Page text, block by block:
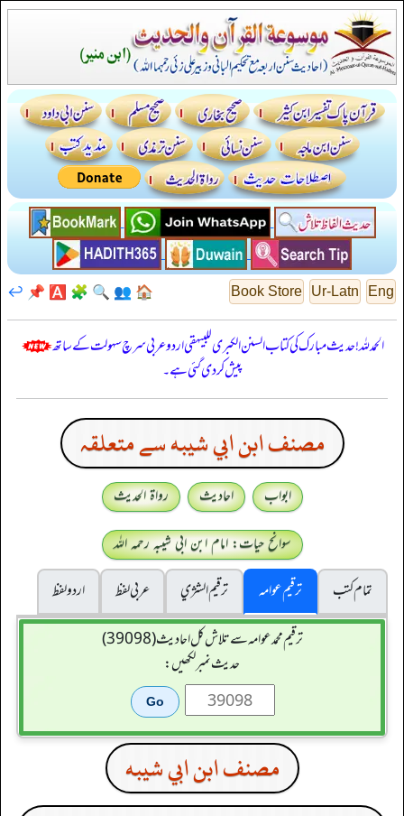
Eng
Ur-Latn
Book Store
🏠
👥
🔍
🧩
🅰️
📌
↩️
الحمدللہ! حدیث مبارک کی کتاب السنن الكبرى للبيهقي اردو عربی سرچ سہولت کے ساتھ
پیش کر دی گئی ہے۔
مصنف ابن ابي شيبه سے متعلقہ
ابواب احادیث
رواۃ الحدیث
سوانح حیات: امام ابن ابی شیبہ رحمہ اللہ
تمام کتب
ترقیم عوامہ ترقيم الشژي عربی لفظ
اردو لفظ
ترقیم محمدعوامہ سے تلاش کل احادیث (39098)
حدیث نمبر لکھیں:
مصنف ابن ابي شيبه